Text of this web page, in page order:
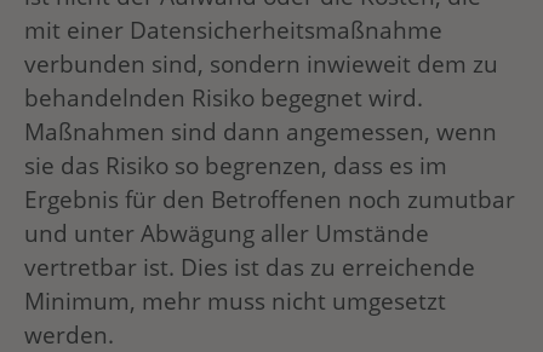
mit einer Datensicherheitsmaßnahme
verbunden sind, sondern inwieweit dem zu
behandelnden Risiko begegnet wird.
Maßnahmen sind dann angemessen, wenn
sie das Risiko so begrenzen, dass es im
Ergebnis für den Betroffenen noch zumutbar
und unter Abwägung aller Umstände
vertretbar ist. Dies ist das zu erreichende
Minimum, mehr muss nicht umgesetzt
werden.